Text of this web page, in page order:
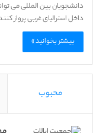
دانشجویان بین المللی می
داخل استرالیای غربی پرواز
بیشتر بخوانید »
محبوب